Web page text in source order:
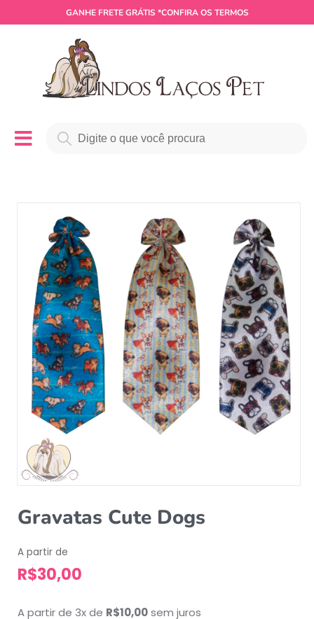
GANHE FRETE GRÁTIS *CONFIRA OS TERMOS
Gravatas Cute Dogs
A partir de
R$30,00
A partir de 3x de R$10,00sem juros